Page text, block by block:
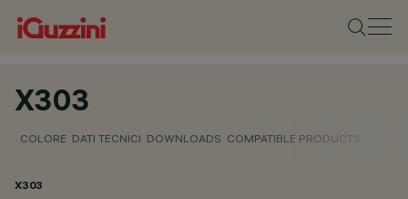
X303
COLORE DATI TECNICI DOWNLOADS COMPATIBLE PRODUCTS
X303